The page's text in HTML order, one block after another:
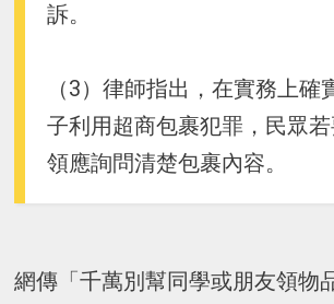
訴。
（3）律師指出，在實務上確
子利用超商包裹犯罪，民眾
領應詢問清楚包裹內容。
網傳「千萬別幫同學或朋友領物